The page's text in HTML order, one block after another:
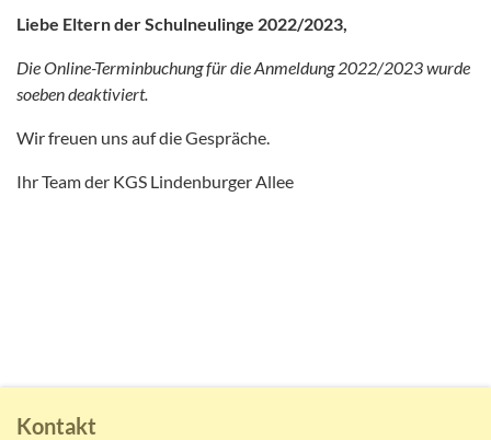
Liebe Eltern der Schulneulinge 2022/2023,
Die Online-Terminbuchung für die Anmeldung 2022/2023 wurde
soeben deaktiviert.
Wir freuen uns auf die Gespräche.
Ihr Team der KGS Lindenburger Allee
Kontakt